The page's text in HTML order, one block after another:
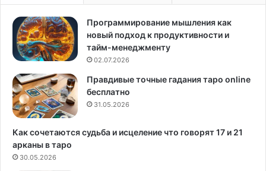
о
а
ь
я
М
и
р
о
н
и
Программирование мышления как
новый подход к продуктивности и
тайм-менеджменту
02.07.2026
Правдивые точные гадания таро online
бесплатно
31.05.2026
Как сочетаются судьба и исцеление что говорят 17 и 21
арканы в таро
30.05.2026